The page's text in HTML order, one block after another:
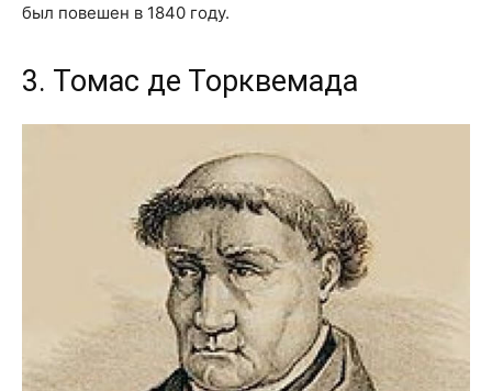
был повешен в 1840 году.
3. Томас де Торквемада